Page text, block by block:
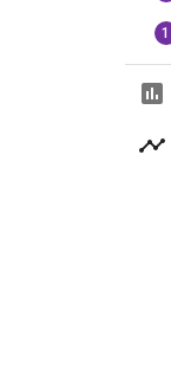
1